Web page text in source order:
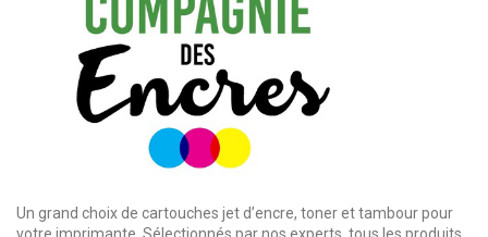
Un grand choix de cartouches jet d’encre, toner et tambour pour